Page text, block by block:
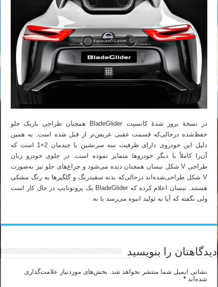
در نسخهٔ بروز شدهٔ کانسپت BladeGlider همچنان طراحی باریک جلو
حفظ‌شده درحالی‌که قسمت عقبی عریض‌تر از قبل شده است. به همین
دلیل این خودروی دارای ظرفیت سه سرنشین با چیدمان 2+1 است که
آن‌را کاملاً با دیگر خودروها متمایز نموده است. در جلوی خودرو زبان
طراحی V شکل نیسان همچنان دیده می‌شود و چراغ‌های جلو نیز به‌صورت
V شکل طراحی‌شده‌اند درحالی‌که بدنه سفیدرنگ و گلگیرها به رنگ مشکی
هستند. نیسان اعلام کرده که BladeGlider یک پروتوتایپ در حال کار است
ولی نگفته که آیا به تولید انبوه می‌رسد یا نه.
دیدگاهتان را بنویسید
نشانی ایمیل شما منتشر نخواهد شد. بخش‌های موردنیاز علامت‌گذاری
شده‌اند*